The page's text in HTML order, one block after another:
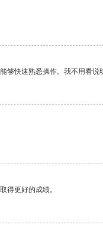
快速熟悉操作。我不用看说
得更好的成绩。